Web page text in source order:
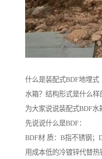
什么是装配式BDF地埋
水箱？结构形式是什么
为大家说说装配式BDF水
先说说什么是BDF：
BDF材 质：B指不锈钢；
用成本低的冷镀锌代替